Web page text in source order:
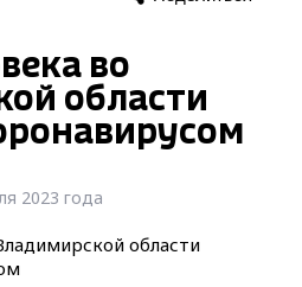
во
области
2023 года